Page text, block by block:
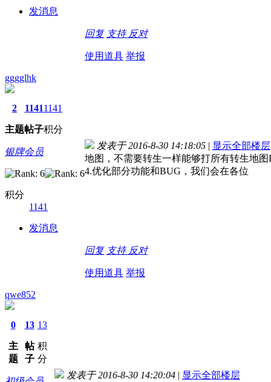
发消息
回复 支持 反对
使用道具 举报
gggglhk
2
主题
1141
帖子
1141
积分
银牌会员
积分
1141
发消息
发表于 2016-8-30 14:18:05 | 显示全部楼层
地图，不需要转生一样能够打所有转生地图
4.优化部分功能和BUG，我们会在各位
回复 支持 反对
使用道具 举报
qwe852
0
主
题
13
帖
子
13
积
分
发表于 2016-8-30 14:20:04 | 显示全部楼层